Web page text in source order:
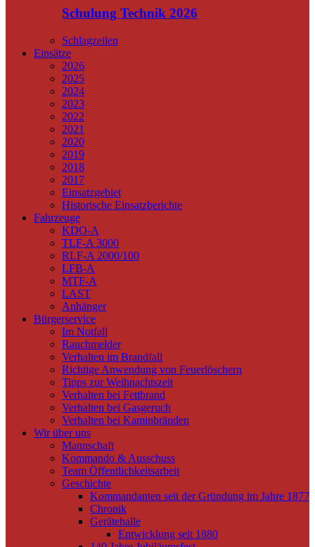
Schulung Technik 2026
Schlagzeilen
Einsätze
2026
2025
2024
2023
2022
2021
2020
2019
2018
2017
Einsatzgebiet
Historische Einsatzberichte
Fahrzeuge
KDO-A
TLF-A 3000
RLF-A 2000/100
LFB-A
MTF-A
LAST
Anhänger
Bürgerservice
Im Notfall
Rauchmelder
Verhalten im Brandfall
Richtige Anwendung von Feuerlöschern
Tipps zur Weihnachtszeit
Verhalten bei Fettbrand
Verhalten bei Gasgeruch
Verhalten bei Kaminbränden
Wir über uns
Mannschaft
Kommando & Ausschuss
Team Öffentlichkeitsarbeit
Geschichte
Kommandanten seit der Gründung im Jahre 1877
Chronik
Gerätehalle
Entwicklung seit 1880